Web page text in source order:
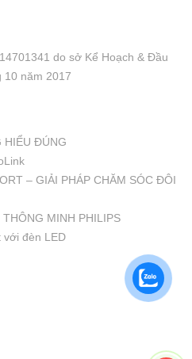
do sở Kể Hoạch & Đầu
10 năm 2017
HIỂU ĐÚNG
– GIẢI PHÁP CHĂM SÓC ĐÔI
MINH PHILIPS
với đèn LED